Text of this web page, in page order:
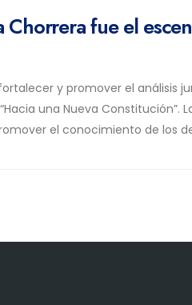
Chorrera fue el
y promover el análisis
una Nueva Constitución”.
el conocimiento de los